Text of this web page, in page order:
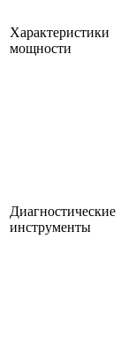
Характеристики
мощности
Диагностические
инструменты